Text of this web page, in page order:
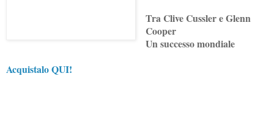
Tra Clive Cussler e Glenn
Cooper
Un successo mondiale
Acquistalo QUI!